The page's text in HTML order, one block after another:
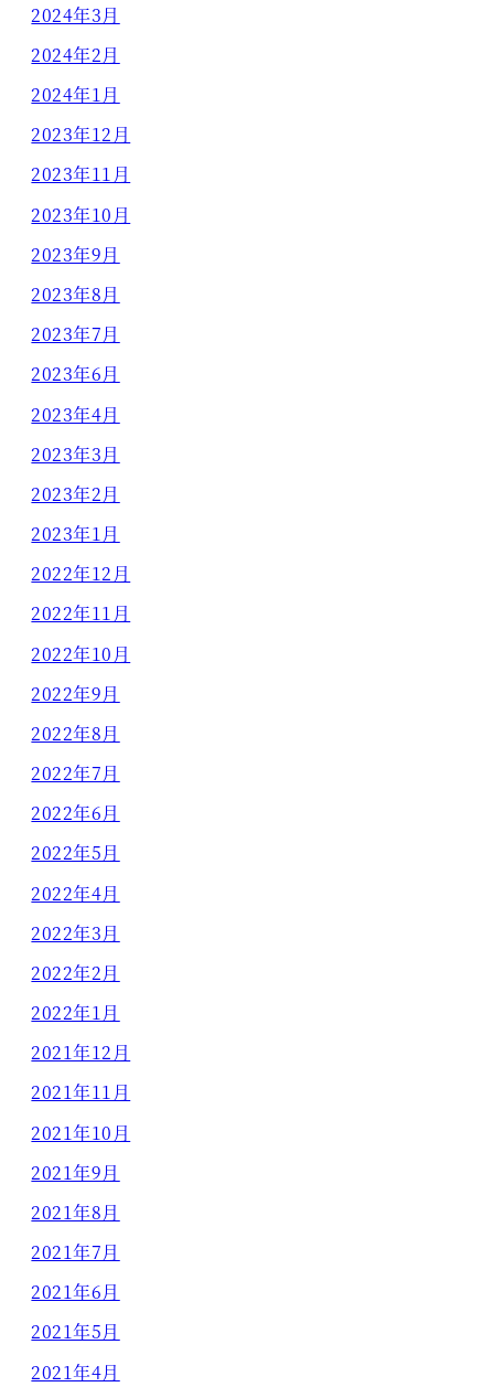
2024年3月
2024年2月
2024年1月
2023年12月
2023年11月
2023年10月
2023年9月
2023年8月
2023年7月
2023年6月
2023年4月
2023年3月
2023年2月
2023年1月
2022年12月
2022年11月
2022年10月
2022年9月
2022年8月
2022年7月
2022年6月
2022年5月
2022年4月
2022年3月
2022年2月
2022年1月
2021年12月
2021年11月
2021年10月
2021年9月
2021年8月
2021年7月
2021年6月
2021年5月
2021年4月